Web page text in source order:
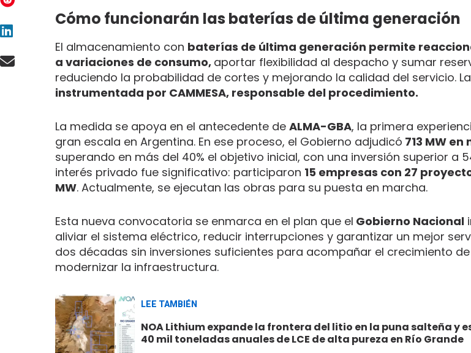
Cómo funcionarán las baterías de última generación
El almacenamiento con baterías de última generación permite
a variaciones de consumo, aportar flexibilidad al despacho y sumar
reduciendo la probabilidad de cortes y mejorando la calidad del servicio. La
instrumentada por CAMMESA, responsable del procedimiento.
La medida se apoya en el antecedente de ALMA-GBA, la primera
gran escala en Argentina. En ese proceso, el Gobierno adjudicó 713 MW
superando en más del 40% el objetivo inicial, con una inversión superior a
interés privado fue significativo: participaron 15 empresas con 27
MW. Actualmente, se ejecutan las obras para su puesta en marcha.
Esta nueva convocatoria se enmarca en el plan que el Gobierno Nacional
aliviar el sistema eléctrico, reducir interrupciones y garantizar un mejor
dos décadas sin inversiones suficientes para acompañar el crecimiento
modernizar la infraestructura.
LEE TAMBIÉN
NOA Lithium expande la frontera del litio en la puna salteña y
40 mil toneladas anuales de LCE de alta pureza en Río Grande